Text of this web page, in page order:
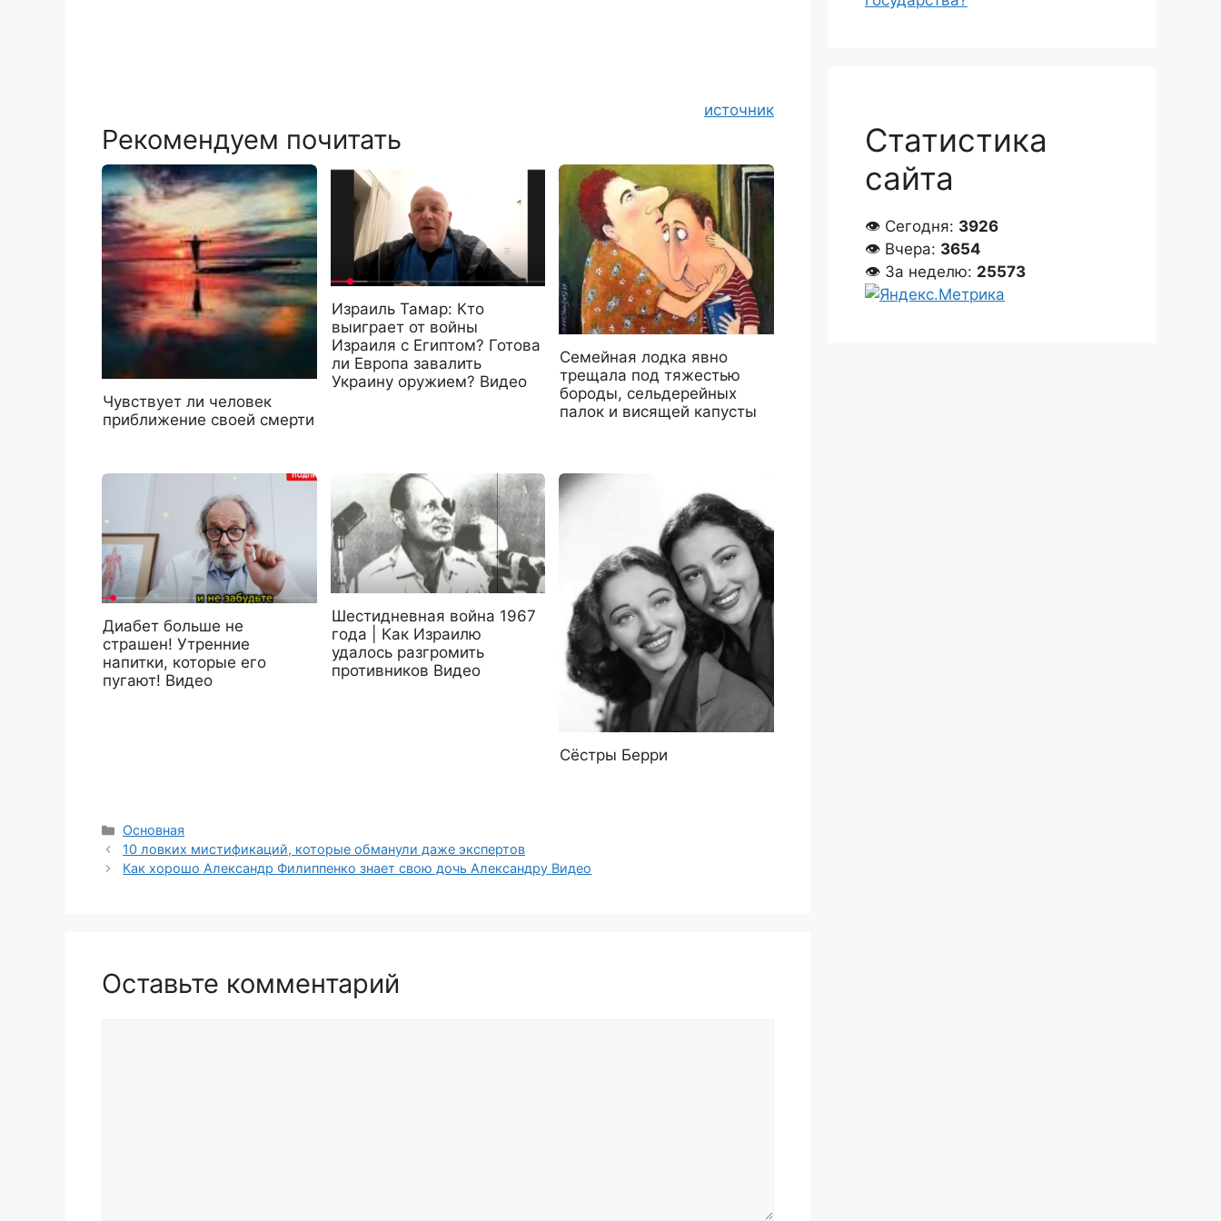
источник
Рекомендуем почитать
Чувствует ли человек
приближение своей смерти
Израиль Тамар: Кто
выиграет от войны
Израиля с Египтом? Готова
ли Европа завалить
Украину оружием? Видео
Семейная лодка явно
трещала под тяжестью
бороды, сельдерейных
палок и висящей капусты
Диабет больше не
страшен! Утренние
напитки, которые его
пугают! Видео
Шестидневная война 1967
года | Как Израилю
удалось разгромить
противников Видео
Сёстры Берри
Рубрики
Основная
10 ловких мистификаций, которые обманули даже экспертов
Как хорошо Александр Филиппенко знает свою дочь Александру Видео
Оставьте комментарий
Статистика
сайта
👁 Сегодня: 3926
👁 Вчера: 3654
👁 За неделю: 25573